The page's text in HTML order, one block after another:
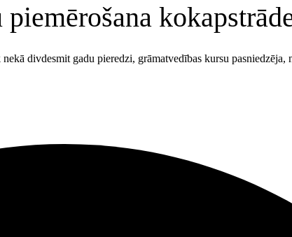
divdesmit gadu pieredzi, grāmatvedības kursu pasniedzēja,